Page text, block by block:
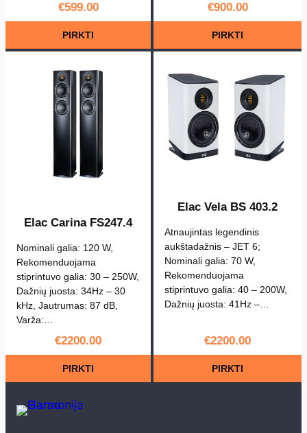
.
€599.00
PIRKTI
€900.00
PIRKTI
Elac Carina FS247.4
Nominali galia: 120 W,
Rekomenduojama
stiprintuvo galia: 30 – 250W,
Dažnių juosta: 34Hz – 30
kHz, Jautrumas: 87 dB,
Varža:…
€2200.00
PIRKTI
Elac Vela BS 403.2
Atnaujintas legendinis
aukštadažnis – JET 6;
Nominali galia: 70 W,
Rekomenduojama
stiprintuvo galia: 40 – 200W,
Dažnių juosta: 41Hz –…
€2200.00
PIRKTI